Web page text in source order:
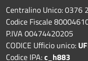
Centralino Unico: 0376
Codice Fiscale
P.IVA 00474420205
CODICE Ufficio unico:
Codice IPA:c_h883